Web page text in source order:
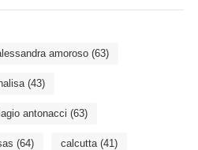
amoroso(63)
(43)
antonacci (63)
(64) calcutta(41)